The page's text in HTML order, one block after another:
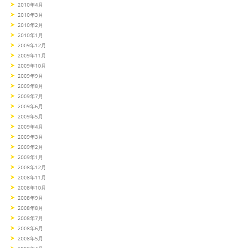
2010年4月
2010年3月
2010年2月
2010年1月
2009年12月
2009年11月
2009年10月
2009年9月
2009年8月
2009年7月
2009年6月
2009年5月
2009年4月
2009年3月
2009年2月
2009年1月
2008年12月
2008年11月
2008年10月
2008年9月
2008年8月
2008年7月
2008年6月
2008年5月